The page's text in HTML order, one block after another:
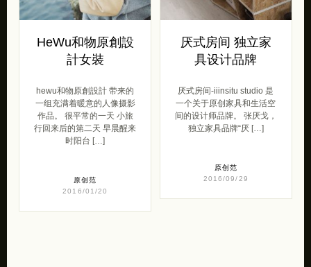
HeWu和物原創設
計女裝
hewu和物原創設計 带来的
一组充满着暖意的人像摄影
作品。 很平常的一天 小旅
行回来后的第二天 早晨醒来
时阳台 […]
原创范
2016/01/20
厌式房间 独立家
具设计品牌
厌式房间-iiinsitu studio 是
一个关于原创家具和生活空
间的设计师品牌。 张厌戈，
独立家具品牌“厌 […]
原创范
2016/09/29